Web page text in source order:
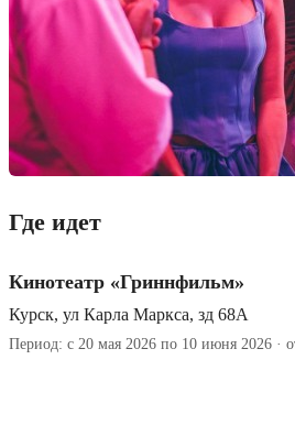
Где идет
Кинотеатр «Гриннфильм»
Курск, ул Карла Маркса, зд 68А
Период: с 20 мая 2026 по 10 июня 2026 ·